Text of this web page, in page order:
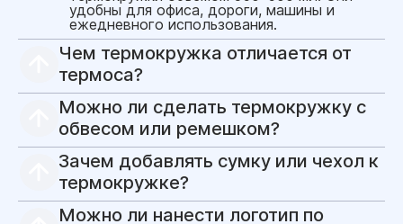
удобны для офиса, дороги, машины и
ежедневного использования.
Чем термокружка отличается от
термоса?
Термокружка удобнее для города, машины
и питья на ходу. Термос обычно рассчитан
на больший объём и более длительное
сохранение температуры. Для welcome pack
чаще выбирают термокружки, для зимних и
дорожных наборов — термосы.
Можно ли сделать термокружку с
обвесом или ремешком?
Да, для отдельных проектов можно
разработать обвес, ремешок, сумку-чехол,
карабин, бирку, шильд или элемент из
паракорда. Это помогает превратить
стандартную термокружку в более
заметный и уникальный корпоративный
Зачем добавлять сумку или чехол к
термокружке?
Сумка или чехол делают термокружку
удобнее в использовании и усиливают
Можно ли нанести логотип по